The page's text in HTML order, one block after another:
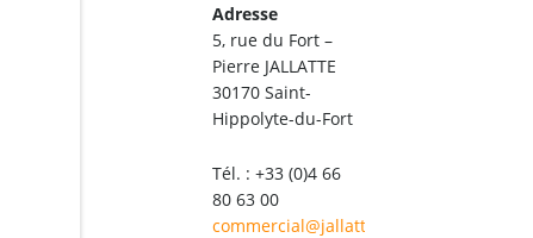
Adresse
5, rue du Fort –
Pierre JALLATTE
30170 Saint-
Hippolyte-du-Fort
Tél. : +33 (0)4 66
80 63 00
commercial@jallatte.fr